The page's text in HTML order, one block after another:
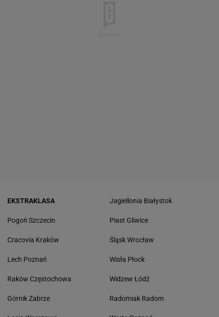
EKSTRAKLASA
Pogoń Szczecin
Cracovia Kraków
Lech Poznań
Raków Częstochowa
Górnik Zabrze
Jagiellonia Białystok
Piast Gliwice
Śląsk Wrocław
Wisła Płock
Widzew Łódź
Radomiak Radom